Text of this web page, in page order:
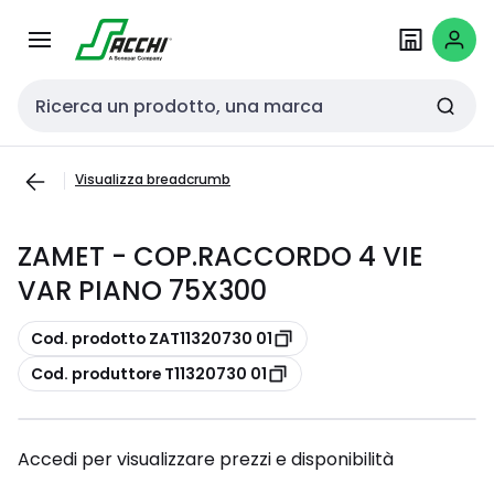
navigazionecontenuto
Cerca input
Visualizza breadcrumb
ZAMET - COP.RACCORDO 4 VIE
VAR PIANO 75X300
copia
Cod. prodotto ZAT11320730 01
copia
Cod. produttore T11320730 01
Accedi per visualizzare prezzi e disponibilità